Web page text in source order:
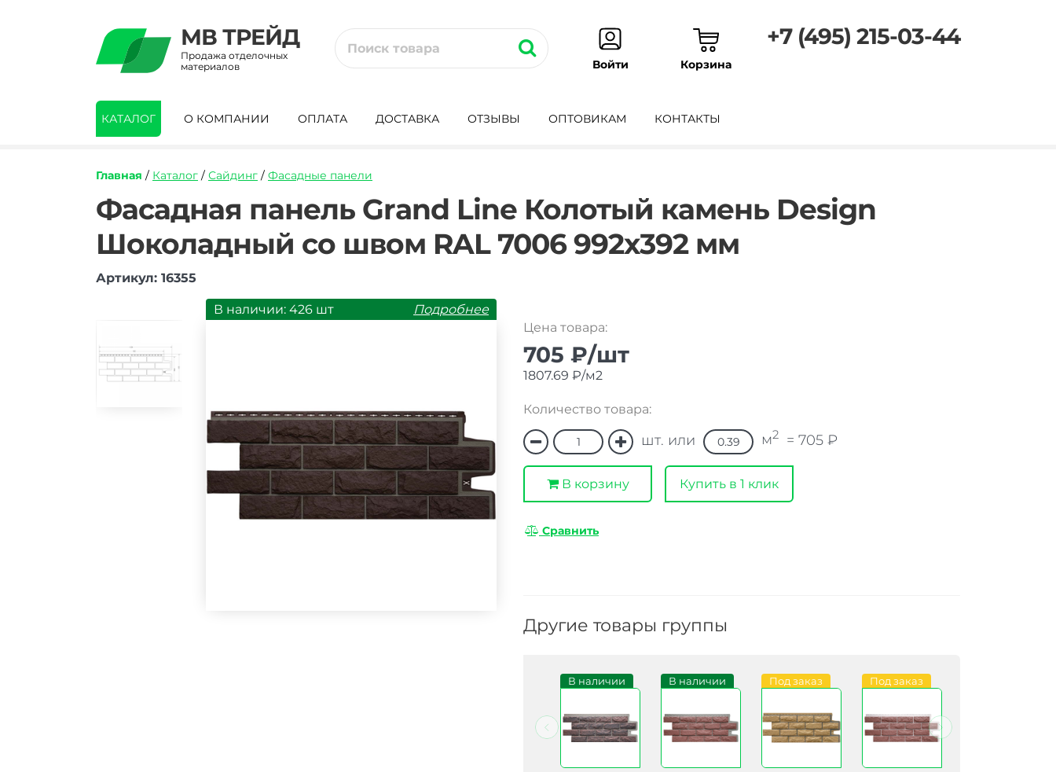
МВ ТРЕЙД
Продажа отделочных
материалов
Войти Корзина
+7 (495) 215-03-44
КАТАЛОГ О КОМПАНИИ ОПЛАТА ДОСТАВКА ОТЗЫВЫ ОПТОВИКАМ КОНТАКТЫ
Главная / Каталог / Сайдинг / Фасадные панели
https://mvtrade.ru/images/id/normal/fasadnaya-
panel-
kolotyy-
kamen-
premium-
shokolad-
1134h423-
mm.jpg
Фасадная панель Grand Line Колотый камень Design
Шоколадный со швом RAL 7006 992х392 мм
Артикул: 16355
В наличии: 426 шт
Подробнее
Цена товара:
705 ₽/шт
1807.69 ₽/м2
Количество товара:
шт. или м2 = 705 ₽
В корзину Купить в 1 клик
Сравнить
Другие товары группы
В наличии В наличии Под заказ Под заказ